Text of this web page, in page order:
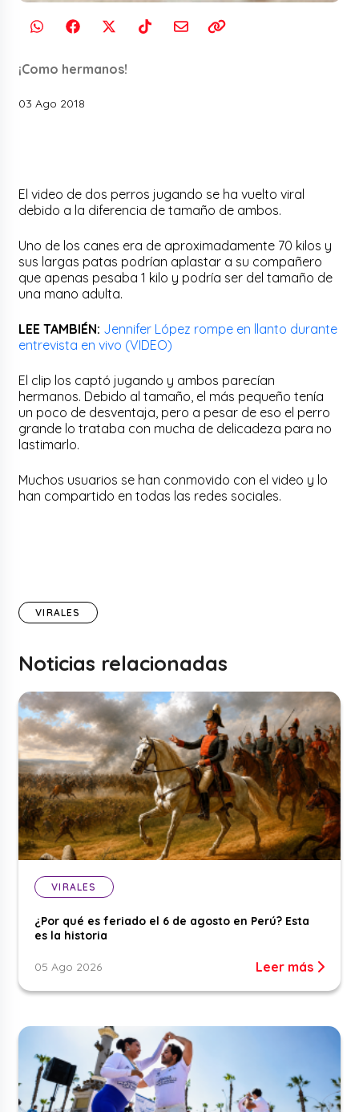
¡Como hermanos!
03 Ago 2018
El video de dos perros jugando se ha vuelto viral
debido a la diferencia de tamaño de ambos.
Uno de los canes era de aproximadamente 70 kilos y
sus largas patas podrían aplastar a su compañero
que apenas pesaba 1 kilo y podría ser del tamaño de
una mano adulta.
LEE TAMBIÉN: Jennifer López rompe en llanto durante
entrevista en vivo (VIDEO)
El clip los captó jugando y ambos parecían
hermanos. Debido al tamaño, el más pequeño tenía
un poco de desventaja, pero a pesar de eso el perro
grande lo trataba con mucha de delicadeza para no
lastimarlo.
Muchos usuarios se han conmovido con el video y lo
han compartido en todas las redes sociales.
VIRALES
Noticias relacionadas
VIRALES
¿Por qué es feriado el 6 de agosto en Perú? Esta
es la historia
05 Ago 2026 Leer más